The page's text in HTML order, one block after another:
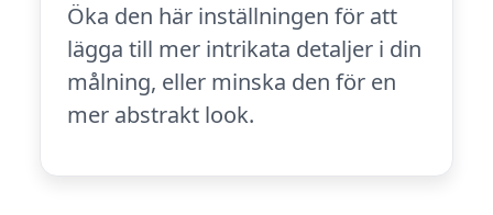
Öka den här inställningen för att
lägga till mer intrikata detaljer i din
målning, eller minska den för en
mer abstrakt look.